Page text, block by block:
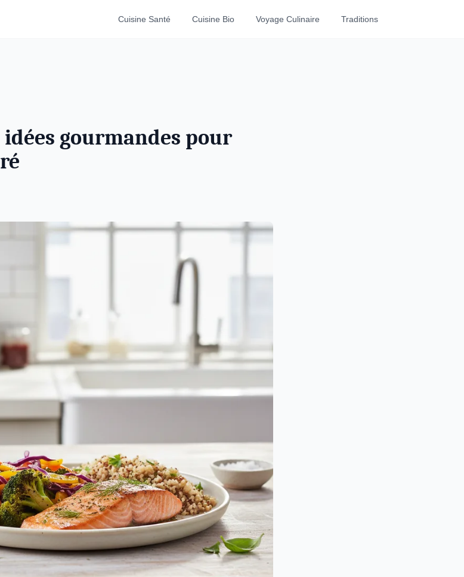
Cuisine Santé Cuisine Bio Voyage Culinaire Traditions
idées gourmandes pour